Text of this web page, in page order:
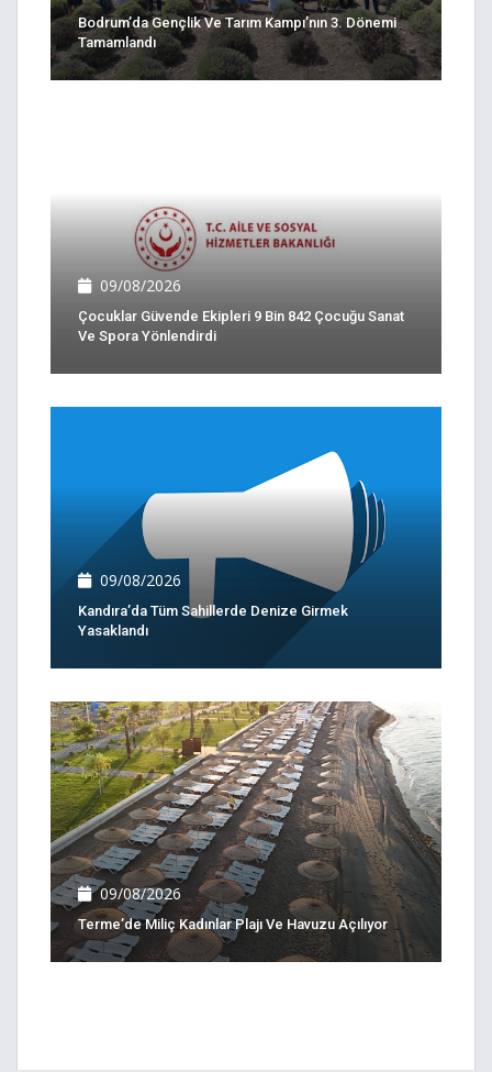
Bodrum’da Gençlik Ve Tarım Kampı’nın 3. Dönemi
Tamamlandı
09/08/2026
Çocuklar Güvende Ekipleri 9 Bin 842 Çocuğu Sanat
Ve Spora Yönlendirdi
09/08/2026
Kandıra’da Tüm Sahillerde Denize Girmek
Yasaklandı
09/08/2026
Terme’de Miliç Kadınlar Plajı Ve Havuzu Açılıyor